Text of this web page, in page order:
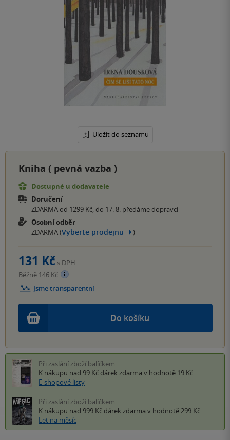
Uložit do seznamu
Kniha ( pevná vazba )
Dostupné u dodavatele
Doručení
ZDARMA od 1299 Kč, do 17. 8. předáme dopravci
Osobní odběr
ZDARMA (Vyberte prodejnu )
Do košíku
131 Kč s DPH
Běžně 146 Kč
Jsme transparentní
Při zaslání zboží balíčkem
K nákupu nad 99 Kč dárek zdarma v hodnotě 19 Kč
E-shopové listy
Při zaslání zboží balíčkem
K nákupu nad 999 Kč dárek zdarma v hodnotě 299 Kč
Let na měsíc